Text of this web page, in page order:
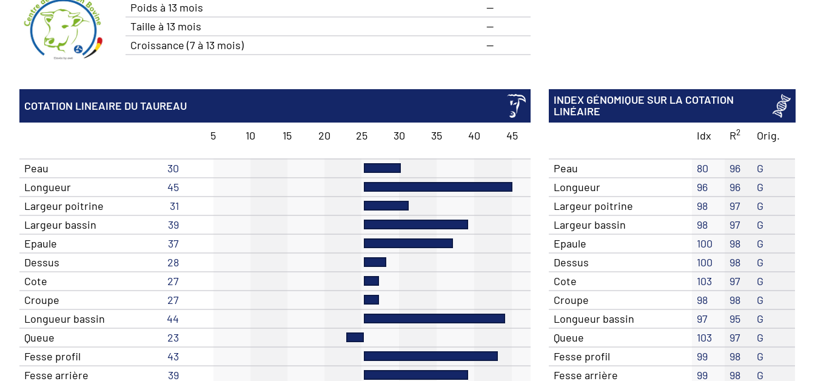
Poids à 13 mois
—
Taille à 13 mois
—
Croissance (7 à 13 mois)
—
COTATION LINEAIRE DU TAUREAU
5 10 15 20 25 30 35 40 45
Peau
30
Longueur
45
Largeur poitrine
31
Largeur bassin
39
Epaule
37
Dessus
28
Cote
27
Croupe
27
Longueur bassin
44
Queue
23
Fesse profil
43
Fesse arrière
39
INDEX GÉNOMIQUE SUR LA COTATION
LINÉAIRE
Idx
R2 Orig.
Peau 80 96
G
Longueur
96 96
G
Largeur poitrine
98 97
G
Largeur bassin
98 97
G
Epaule
100 98
G
Dessus
100 98
G
Cote
103 97
G
Croupe
98 98
G
Longueur bassin
97 95
G
Queue
103 97
G
Fesse profil
99 98
G
Fesse arrière
99 98
G